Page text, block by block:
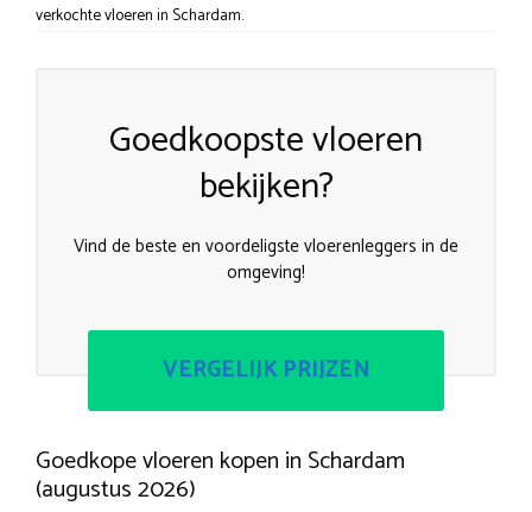
verkochte vloeren in Schardam.
Goedkoopste vloeren
bekijken?
Vind de beste en voordeligste vloerenleggers in de
omgeving!
VERGELIJK PRIJZEN
Goedkope vloeren kopen in Schardam
(augustus 2026)